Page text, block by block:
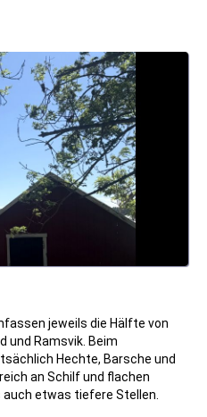
jeweils die Hälfte von
und Ramsvik. Beim
Hechte, Barsche und
an Schilf und flachen
auch etwas tiefere Stellen.